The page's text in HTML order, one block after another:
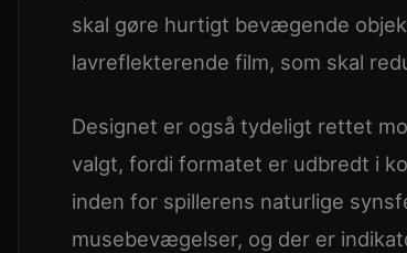
skal gøre hurtigt bevægende
lavreflekterende film, som skal
Designet er også tydeligt rettet
valgt, fordi formatet er udbredt i
inden for spillerens naturlige
musebevægelser, og der er